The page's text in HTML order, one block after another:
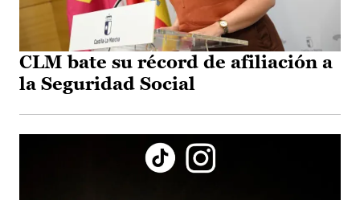
CLM bate su récord de afiliación a
la Seguridad Social